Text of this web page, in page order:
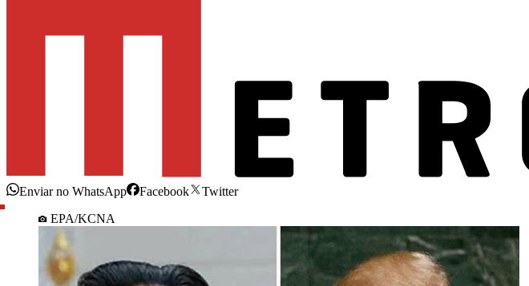
Enviar no WhatsApp Facebook
Twitter
EPA/KCNA